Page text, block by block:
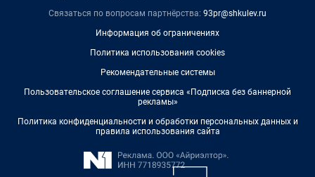
Связаться по вопросам партнёрства: 93pr@shkulev.ru
Информация об ограничениях
Политика использования cookies
Рекомендательные системы
Пользовательское соглашение сервиса «Подписка без баннерной
рекламы»
Политика конфиденциальности и обработки персональных данных и
правила использования сайта